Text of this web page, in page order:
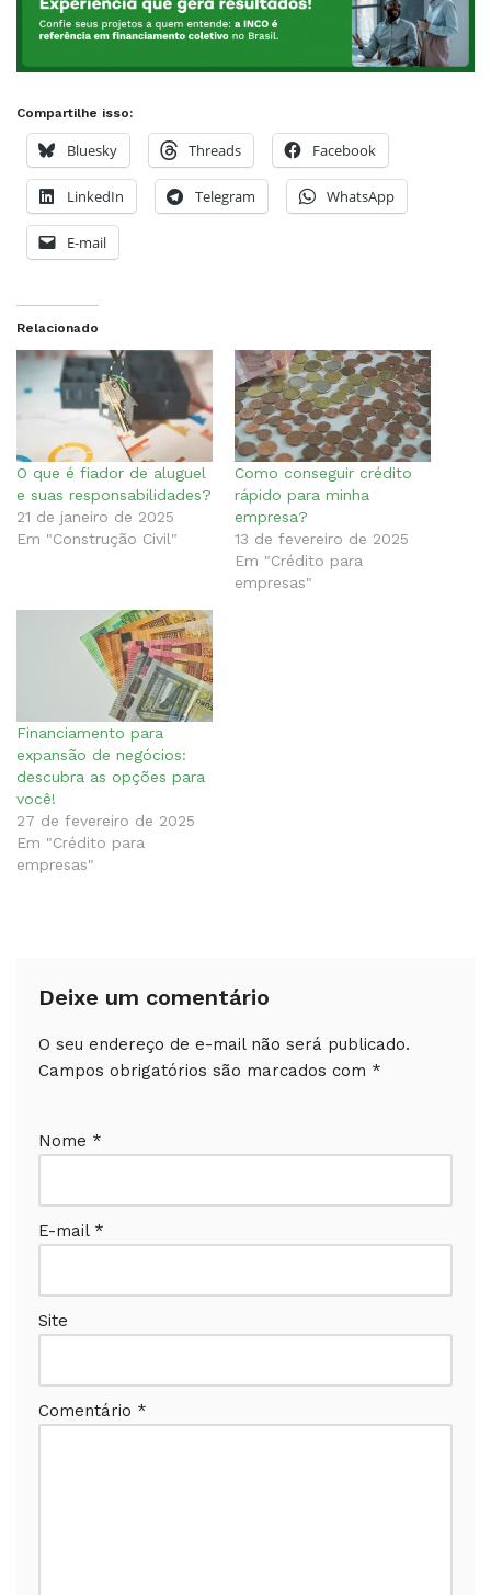
Compartilhe isso:
Bluesky Threads Facebook
LinkedIn Telegram WhatsApp
E-mail
Relacionado
O que é fiador de aluguel
e suas responsabilidades?
21 de janeiro de 2025
Em "Construção Civil"
Como conseguir crédito
rápido para minha
empresa?
13 de fevereiro de 2025
Em "Crédito para
empresas"
Financiamento para
expansão de negócios:
descubra as opções para
você!
27 de fevereiro de 2025
Em "Crédito para
empresas"
Deixe um comentário
O seu endereço de e-mail não será publicado.
Campos obrigatórios são marcados com *
Nome *
E-mail *
Site
Comentário *